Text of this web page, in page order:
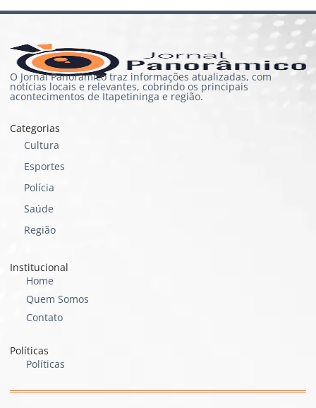
O Jornal Panorâmico traz informações atualizadas, com
notícias locais e relevantes, cobrindo os principais
acontecimentos de Itapetininga e região.
Categorias
Cultura
Esportes
Polícia
Saúde
Região
Institucional
Home
Quem Somos
Contato
Políticas
Políticas